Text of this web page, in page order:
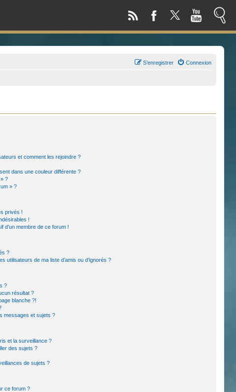
Connexion
S’enregistrer
et comment les rejoindre ?
dans une couleur différente ?
?
» ?
privés !
!
d’un membre de ce forum !
?
utilisateurs de ma liste d’amis ou d’ignorés ?
?
résultat ?
blanche ?!
messages et sujets ?
et la surveillance ?
des sujets ?
de sujets ?
ce forum ?